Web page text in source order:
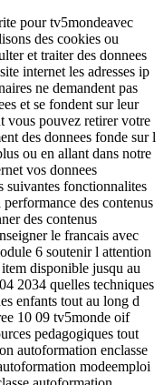
pour tv5mondeavec
des cookies ou
et traiter des donnees
internet les adresses ip
ne demandent pas
et se fondent sur leur
vous pouvez retirer votre
des donnees fonde sur l
ou en allant dans notre
vos donnees
suivantes fonctionnalites
des contenus
des contenus
le francais avec
6 soutenir l attention
disponible jusqu au
2034 quelles techniques
enfants tout au long d
10 09 tv5monde oif
pedagogiques tout
autoformation enclasse
modeemploi